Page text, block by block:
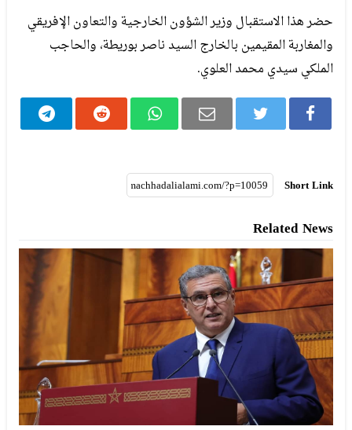
حضر هذا الاستقبال وزير الشؤون الخارجية والتعاون الإفريقي
والمغاربة المقيمين بالخارج السيد ناصر بوريطة، والحاجب
الملكي سيدي محمد العلوي.
Short Link
Related News